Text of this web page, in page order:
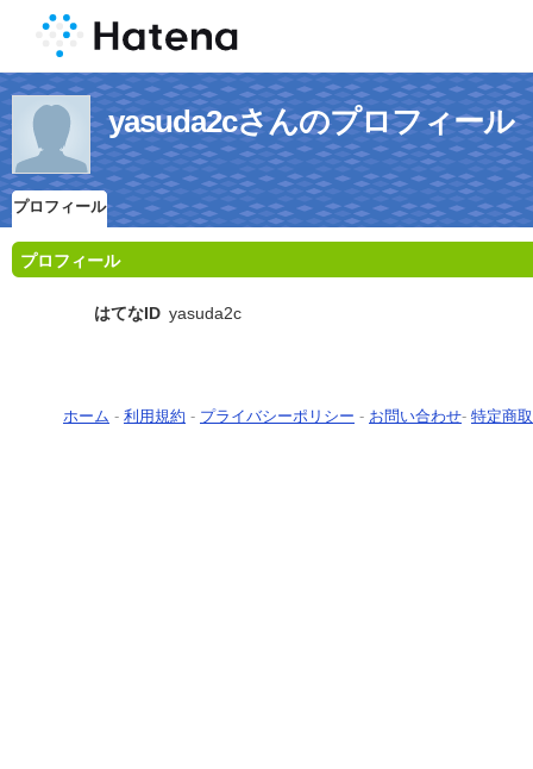
yasuda2cさんのプロフィール
プロフィール
プロフィール
はてなID yasuda2c
ホーム - 利用規約 - プライバシーポリシー - お問い合わせ- 特定商